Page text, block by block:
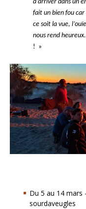
d’arriver dans un
fait un bien fou car
ce soit la vue,
nous rend
! »
Du 5 au 14 mars
sourdaveugles